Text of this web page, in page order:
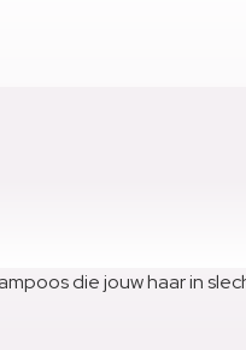
die jouw haar in